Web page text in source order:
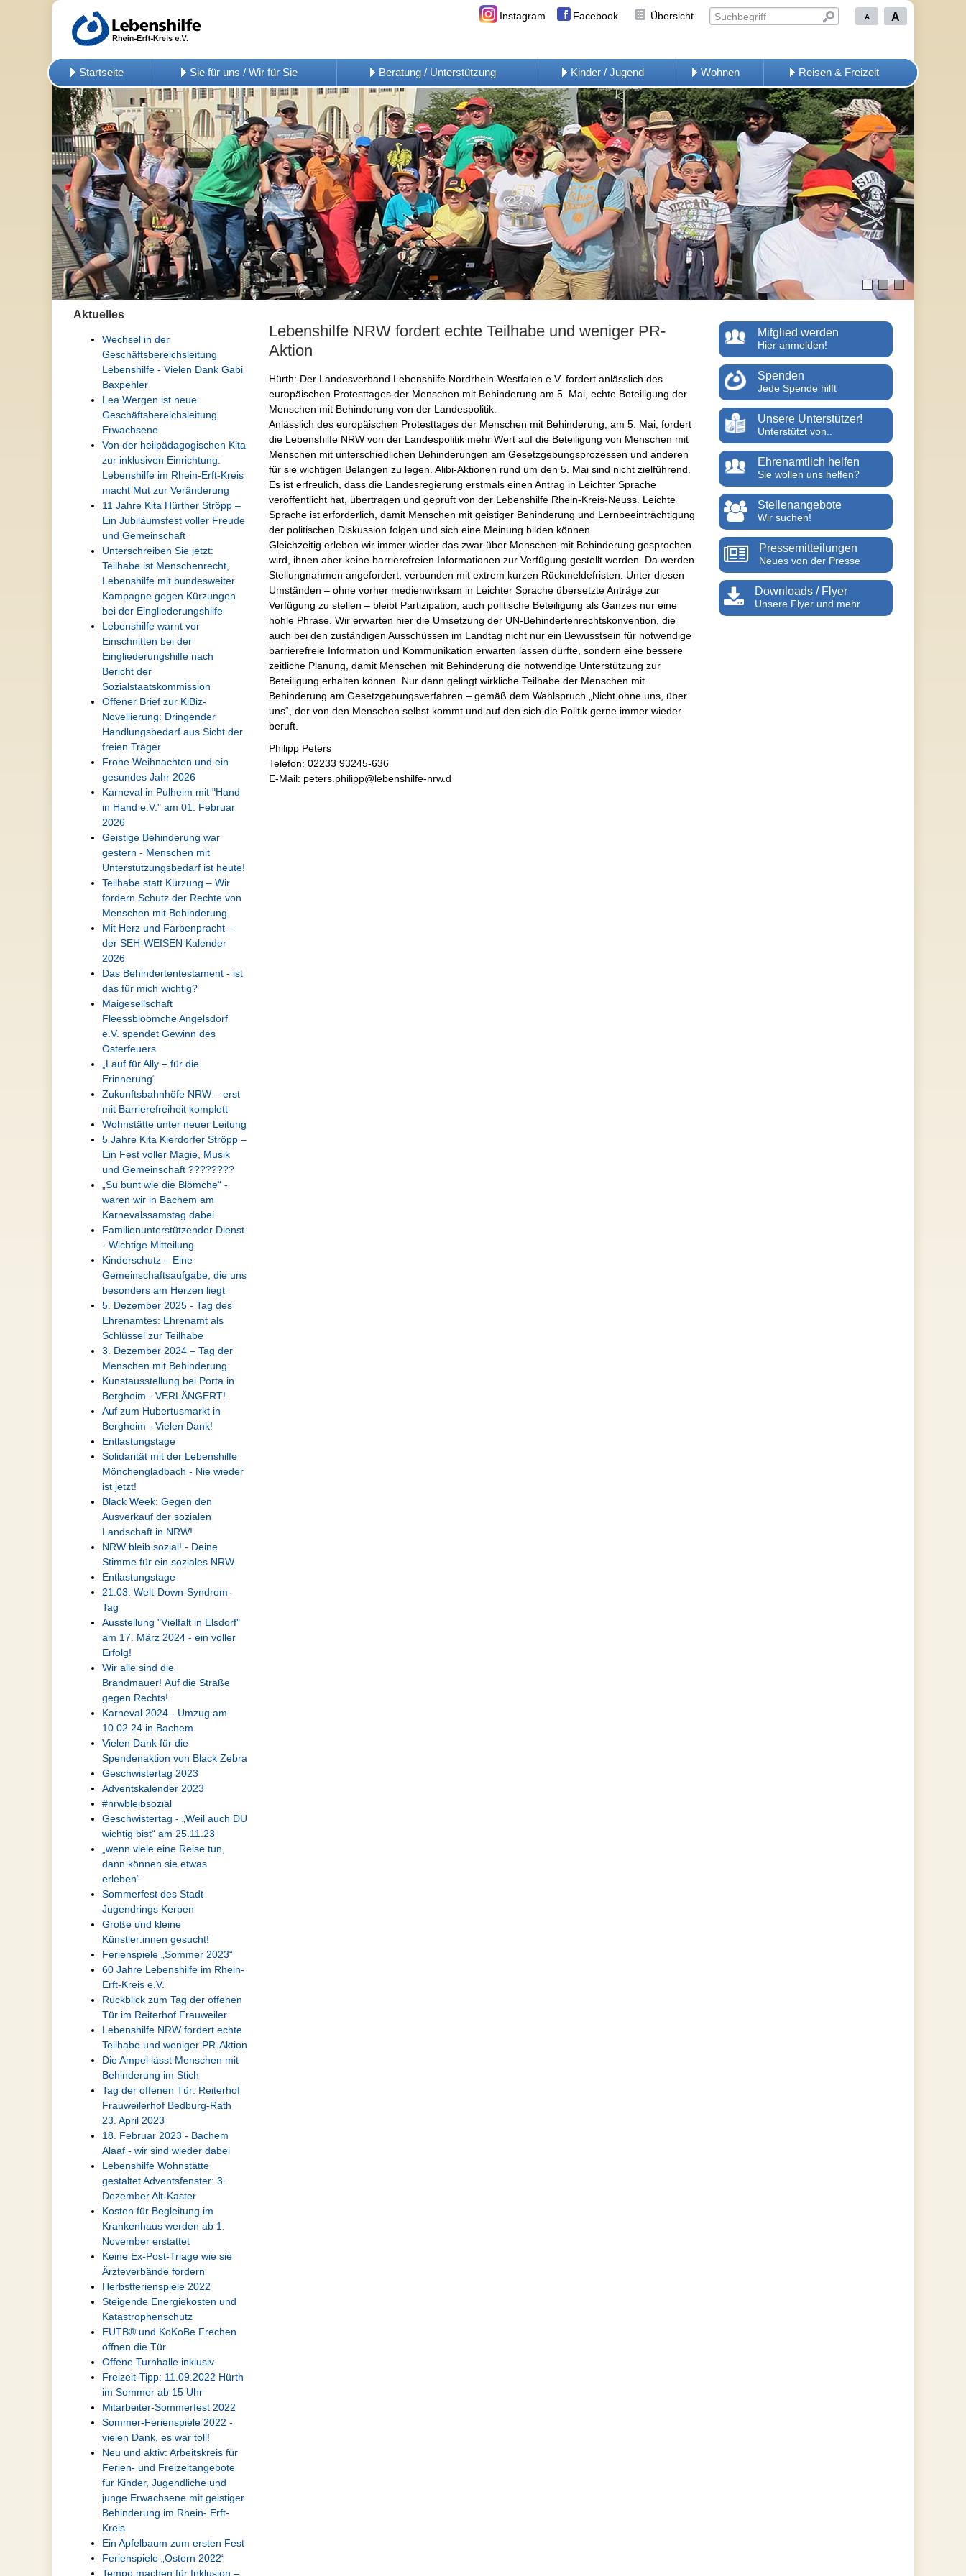
A A
Instagram Facebook Übersicht
Startseite Sie für uns / Wir für Sie Beratung / Unterstützung Kinder / Jugend Wohnen Reisen & Freizeit
Aktuelles
Wechsel in der
Geschäftsbereichsleitung
Lebenshilfe - Vielen Dank Gabi
Baxpehler
Lea Wergen ist neue
Geschäftsbereichsleitung
Erwachsene
Von der heilpädagogischen Kita
zur inklusiven Einrichtung:
Lebenshilfe im Rhein-Erft-Kreis
macht Mut zur Veränderung
11 Jahre Kita Hürther Ströpp –
Ein Jubiläumsfest voller Freude
und Gemeinschaft
Unterschreiben Sie jetzt:
Teilhabe ist Menschenrecht,
Lebenshilfe mit bundesweiter
Kampagne gegen Kürzungen
bei der Eingliederungshilfe
Lebenshilfe warnt vor
Einschnitten bei der
Eingliederungshilfe nach
Bericht der
Sozialstaatskommission
Offener Brief zur KiBiz-
Novellierung: Dringender
Handlungsbedarf aus Sicht der
freien Träger
Frohe Weihnachten und ein
gesundes Jahr 2026
Karneval in Pulheim mit "Hand
in Hand e.V." am 01. Februar
2026
Geistige Behinderung war
gestern - Menschen mit
Unterstützungsbedarf ist heute!
Teilhabe statt Kürzung – Wir
fordern Schutz der Rechte von
Menschen mit Behinderung
Mit Herz und Farbenpracht –
der SEH-WEISEN Kalender
2026
Das Behindertentestament - ist
das für mich wichtig?
Maigesellschaft
Fleessblöömche Angelsdorf
e.V. spendet Gewinn des
Osterfeuers
„Lauf für Ally – für die
Erinnerung“
Zukunftsbahnhöfe NRW – erst
mit Barrierefreiheit komplett
Wohnstätte unter neuer Leitung
5 Jahre Kita Kierdorfer Ströpp –
Ein Fest voller Magie, Musik
und Gemeinschaft ????????
„Su bunt wie die Blömche“ -
waren wir in Bachem am
Karnevalssamstag dabei
Familienunterstützender Dienst
- Wichtige Mitteilung
Kinderschutz – Eine
Gemeinschaftsaufgabe, die uns
besonders am Herzen liegt
5. Dezember 2025 - Tag des
Ehrenamtes: Ehrenamt als
Schlüssel zur Teilhabe
3. Dezember 2024 – Tag der
Menschen mit Behinderung
Kunstausstellung bei Porta in
Bergheim - VERLÄNGERT!
Auf zum Hubertusmarkt in
Bergheim - Vielen Dank!
Entlastungstage
Solidarität mit der Lebenshilfe
Mönchengladbach - Nie wieder
ist jetzt!
Black Week: Gegen den
Ausverkauf der sozialen
Landschaft in NRW!
NRW bleib sozial! - Deine
Stimme für ein soziales NRW.
Entlastungstage
21.03. Welt-Down-Syndrom-
Tag
Ausstellung "Vielfalt in Elsdorf"
am 17. März 2024 - ein voller
Erfolg!
Wir alle sind die
Brandmauer! Auf die Straße
gegen Rechts!
Karneval 2024 - Umzug am
10.02.24 in Bachem
Vielen Dank für die
Spendenaktion von Black Zebra
Geschwistertag 2023
Adventskalender 2023
#nrwbleibsozial
Geschwistertag - „Weil auch DU
wichtig bist“ am 25.11.23
„wenn viele eine Reise tun,
dann können sie etwas
erleben“
Sommerfest des Stadt
Jugendrings Kerpen
Große und kleine
Künstler:innen gesucht!
Ferienspiele „Sommer 2023“
60 Jahre Lebenshilfe im Rhein-
Erft-Kreis e.V.
Rückblick zum Tag der offenen
Tür im Reiterhof Frauweiler
Lebenshilfe NRW fordert echte
Teilhabe und weniger PR-Aktion
Die Ampel lässt Menschen mit
Behinderung im Stich
Tag der offenen Tür: Reiterhof
Frauweilerhof Bedburg-Rath
23. April 2023
18. Februar 2023 - Bachem
Alaaf - wir sind wieder dabei
Lebenshilfe Wohnstätte
gestaltet Adventsfenster: 3.
Dezember Alt-Kaster
Kosten für Begleitung im
Krankenhaus werden ab 1.
November erstattet
Keine Ex-Post-Triage wie sie
Ärzteverbände fordern
Herbstferienspiele 2022
Steigende Energiekosten und
Katastrophenschutz
EUTB® und KoKoBe Frechen
öffnen die Tür
Offene Turnhalle inklusiv
Freizeit-Tipp: 11.09.2022 Hürth
im Sommer ab 15 Uhr
Mitarbeiter-Sommerfest 2022
Sommer-Ferienspiele 2022 -
vielen Dank, es war toll!
Neu und aktiv: Arbeitskreis für
Ferien- und Freizeitangebote
für Kinder, Jugendliche und
junge Erwachsene mit geistiger
Behinderung im Rhein- Erft-
Kreis
Ein Apfelbaum zum ersten Fest
Ferienspiele „Ostern 2022“
Tempo machen für Inklusion –
Lebenshilfe NRW fordert echte Teilhabe und weniger PR-
Aktion
Hürth: Der Landesverband Lebenshilfe Nordrhein-Westfalen e.V. fordert anlässlich des
europäischen Protesttages der Menschen mit Behinderung am 5. Mai, echte Beteiligung der
Menschen mit Behinderung von der Landespolitik.
Anlässlich des europäischen Protesttages der Menschen mit Behinderung, am 5. Mai, fordert
die Lebenshilfe NRW von der Landespolitik mehr Wert auf die Beteiligung von Menschen mit
Menschen mit unterschiedlichen Behinderungen am Gesetzgebungsprozessen und anderen
für sie wichtigen Belangen zu legen. Alibi-Aktionen rund um den 5. Mai sind nicht zielführend.
Es ist erfreulich, dass die Landesregierung erstmals einen Antrag in Leichter Sprache
veröffentlicht hat, übertragen und geprüft von der Lebenshilfe Rhein-Kreis-Neuss. Leichte
Sprache ist erforderlich, damit Menschen mit geistiger Behinderung und Lernbeeinträchtigung
der politischen Diskussion folgen und sich eine Meinung bilden können.
Gleichzeitig erleben wir immer wieder das zwar über Menschen mit Behinderung gesprochen
wird, ihnen aber keine barrierefreien Informationen zur Verfügung gestellt werden. Da werden
Stellungnahmen angefordert, verbunden mit extrem kurzen Rückmeldefristen. Unter diesen
Umständen – ohne vorher medienwirksam in Leichter Sprache übersetzte Anträge zur
Verfügung zu stellen – bleibt Partizipation, auch politische Beteiligung als Ganzes nur eine
hohle Phrase. Wir erwarten hier die Umsetzung der UN-Behindertenrechtskonvention, die
auch bei den zuständigen Ausschüssen im Landtag nicht nur ein Bewusstsein für notwendige
barrierefreie Information und Kommunikation erwarten lassen dürfte, sondern eine bessere
zeitliche Planung, damit Menschen mit Behinderung die notwendige Unterstützung zur
Beteiligung erhalten können. Nur dann gelingt wirkliche Teilhabe der Menschen mit
Behinderung am Gesetzgebungsverfahren – gemäß dem Wahlspruch „Nicht ohne uns, über
uns“, der von den Menschen selbst kommt und auf den sich die Politik gerne immer wieder
beruft.
Philipp Peters
Telefon: 02233 93245-636
E-Mail: peters.philipp@lebenshilfe-nrw.d
Mitglied werden
Hier anmelden!
Spenden
Jede Spende hilft
Unsere Unterstützer!
Unterstützt von..
Ehrenamtlich helfen
Sie wollen uns helfen?
Stellenangebote
Wir suchen!
Pressemitteilungen
Neues von der Presse
Downloads / Flyer
Unsere Flyer und mehr